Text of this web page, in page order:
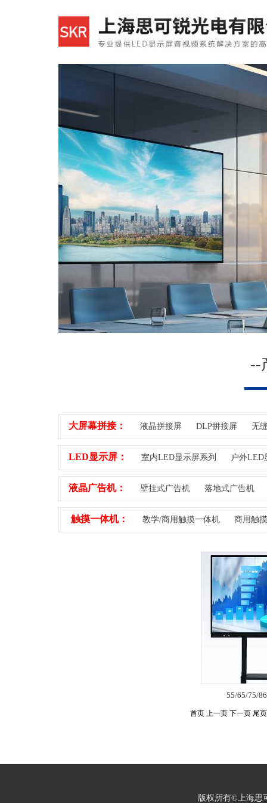
--
大屏幕拼接： 液晶拼接屏 DLP拼接屏 无
LED显示屏： 室内LED显示屏系列 户外LED
液晶广告机： 壁挂式广告机 落地式广告机
触摸一体机： 教学/商用触摸一体机 商用触
55/65/75/
首页 上一页 下一页 尾
版权所有©上海思